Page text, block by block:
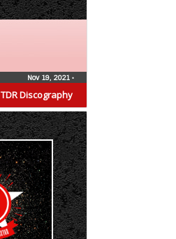
TDR Discography
Nov 19, 2021 •